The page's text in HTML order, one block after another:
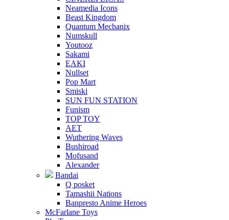
Neamedia Icons
Beast Kingdom
Quantum Mechanix
Numskull
Youtooz
Sakami
EAKI
Nullset
Pop Mart
Smiski
SUN FUN STATION
Funism
TOP TOY
AET
Wuthering Waves
Bushiroad
Mofusand
Alexander
Bandai
Q posket
Tamashii Nations
Banpresto Anime Heroes
McFarlane Toys